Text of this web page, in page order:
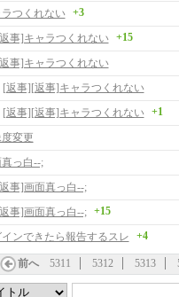
ラつくれない +3
事]キャラつくれない +15
事]キャラつくれない
[返事][返事]キャラつくれない
[返事][返事]キャラつくれない
+1
変更
っ白--;
事]画面真っ白--;
事]画面真っ白--;
+15
インできたら報告するスレ +4
前へ 5311 5312 5313